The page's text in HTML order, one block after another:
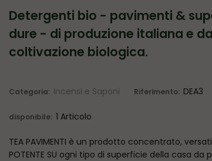
detergenti bio - pavimenti & superfici
dure - di produzione italiana e da
coltivazione biologica.
Categoria: Incensi e Saponi Riferimento: DEA3
disponibile: 1 Articolo
TEA PAVIMENTI è un prodotto concentrato,
POTENTE SU ogni tipo di superficie della casa da